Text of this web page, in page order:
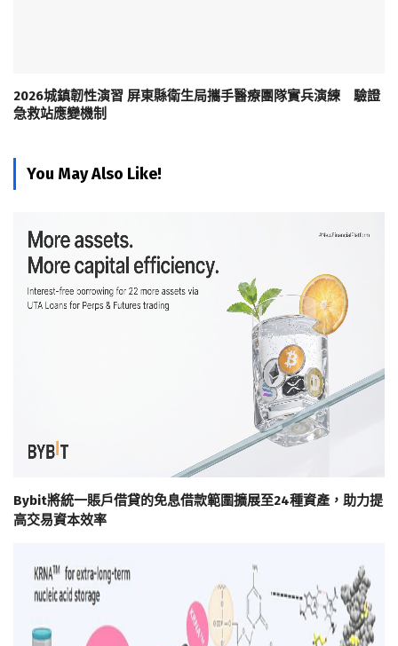
2026城鎮韌性演習 屏東縣衛生局攜手醫療團隊實兵演練 驗證
急救站應變機制
You May Also Like!
Bybit將統一賬戶借貸的免息借款範圍擴展至24種資產，助力提
高交易資本效率